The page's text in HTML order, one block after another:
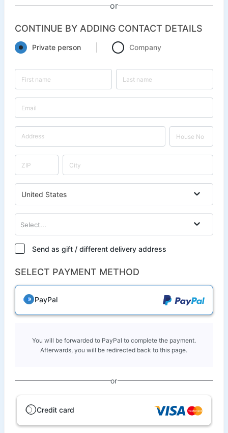
or
CONTINUE BY ADDING CONTACT DETAILS
Private person Company
United States
Select...
Send as gift / different delivery address
SELECT PAYMENT METHOD
PayPal
You will be forwarded to PayPal to complete the payment.
Afterwards, you will be redirected back to this page.
or
Credit card